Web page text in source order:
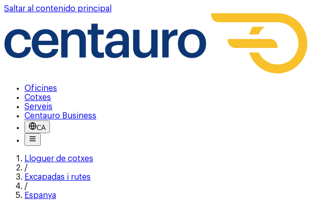
Saltar al contenido principal
Oficines
Cotxes
Serveis
Centauro Business
CA
Lloguer de cotxes
/
Excapadas i rutes
/
Espanya